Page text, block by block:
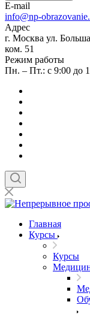
E-mail
info@np-
Адрес
г. Москва ул.
ком. 51
Режим работы
Пн. – Пт.: с 9:00 до
Главная
Курсы
Курсы